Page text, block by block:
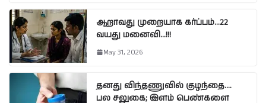
ஆறாவது முறையாக கர்ப்பம்…22
வயது மனைவி…!!!
May 31, 2026
தனது விந்தணுவில் குழந்தை….
பல சலுகை; இளம் பெண்களை